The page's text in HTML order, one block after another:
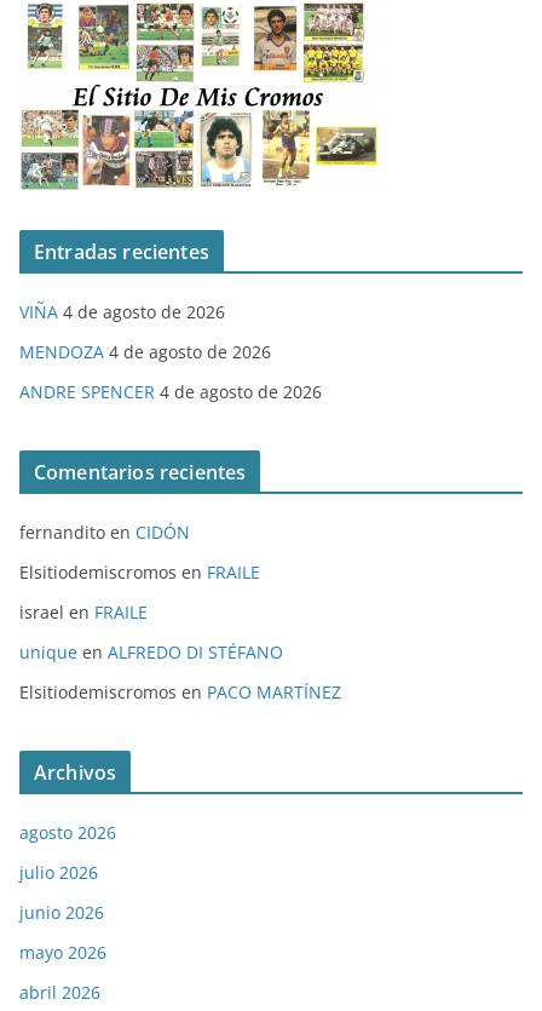
Entradas recientes
VIÑA 4 de agosto de 2026
MENDOZA 4 de agosto de 2026
ANDRE SPENCER 4 de agosto de 2026
Comentarios recientes
fernandito en CIDÓN
Elsitiodemiscromos en FRAILE
israel en FRAILE
unique en ALFREDO DI STÉFANO
Elsitiodemiscromos en PACO MARTÍNEZ
Archivos
agosto 2026
julio 2026
junio 2026
mayo 2026
abril 2026